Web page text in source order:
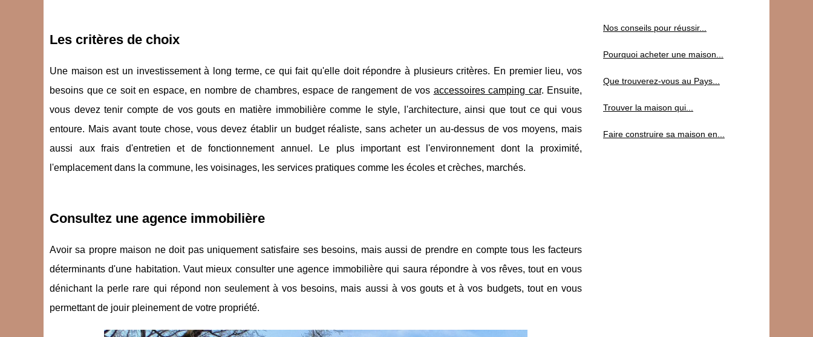
Les critères de choix
Une maison est un investissement à long terme, ce qui fait qu'elle doit répondre à plusieurs critères. En premier lieu, vos
besoins que ce soit en espace, en nombre de chambres, espace de rangement de vos accessoires camping car. Ensuite,
vous devez tenir compte de vos gouts en matière immobilière comme le style, l'architecture, ainsi que tout ce qui vous
entoure. Mais avant toute chose, vous devez établir un budget réaliste, sans acheter un au-dessus de vos moyens, mais
aussi aux frais d'entretien et de fonctionnement annuel. Le plus important est l'environnement dont la proximité,
l'emplacement dans la commune, les voisinages, les services pratiques comme les écoles et crèches, marchés.
Consultez une agence immobilière
Avoir sa propre maison ne doit pas uniquement satisfaire ses besoins, mais aussi de prendre en compte tous les facteurs
déterminants d'une habitation. Vaut mieux consulter une agence immobilière qui saura répondre à vos rêves, tout en vous
dénichant la perle rare qui répond non seulement à vos besoins, mais aussi à vos gouts et à vos budgets, tout en vous
permettant de jouir pleinement de votre propriété.
Nos conseils pour réussir...
Pourquoi acheter une maison...
Que trouverez-vous au Pays...
Trouver la maison qui...
Faire construire sa maison en...